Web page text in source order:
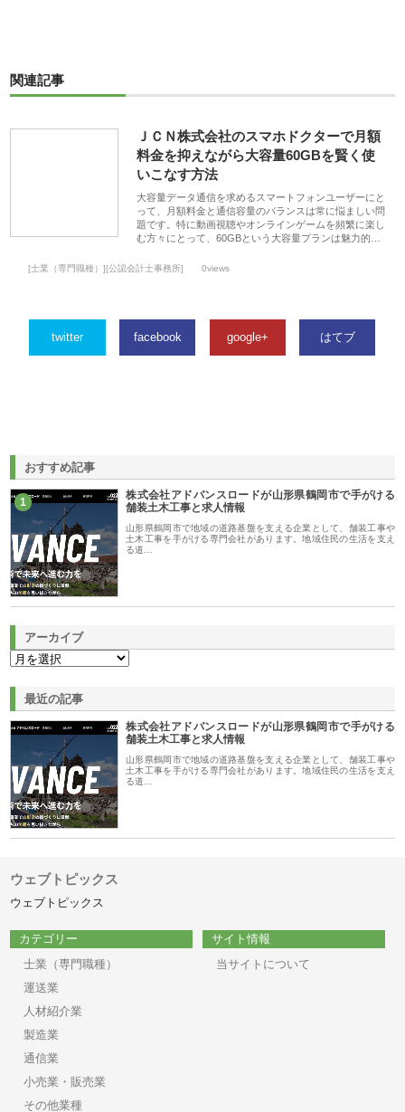
関連記事
ＪＣＮ株式会社のスマホドクターで月額
料金を抑えながら大容量60GBを賢く使
いこなす方法
大容量データ通信を求めるスマートフォンユーザーにと
って、月額料金と通信容量のバランスは常に悩ましい問
題です。特に動画視聴やオンラインゲームを頻繁に楽し
む方々にとって、60GBという大容量プランは魅力的…
[士業（専門職種）][公認会計士事務所] 0views
twitter facebook google+ はてブ
おすすめ記事
1
株式会社アドバンスロードが山形県鶴岡市で手がける
舗装土木工事と求人情報
山形県鶴岡市で地域の道路基盤を支える企業として、舗装工事や
土木工事を手がける専門会社があります。地域住民の生活を支え
る道…
アーカイブ
最近の記事
株式会社アドバンスロードが山形県鶴岡市で手がける
舗装土木工事と求人情報
山形県鶴岡市で地域の道路基盤を支える企業として、舗装工事や
土木工事を手がける専門会社があります。地域住民の生活を支え
る道…
ウェブトピックス
ウェブトピックス
カテゴリー
士業（専門職種）
運送業
人材紹介業
製造業
通信業
小売業・販売業
その他業種
サイト情報
当サイトについて